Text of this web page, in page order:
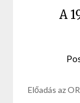
A
Előadás az